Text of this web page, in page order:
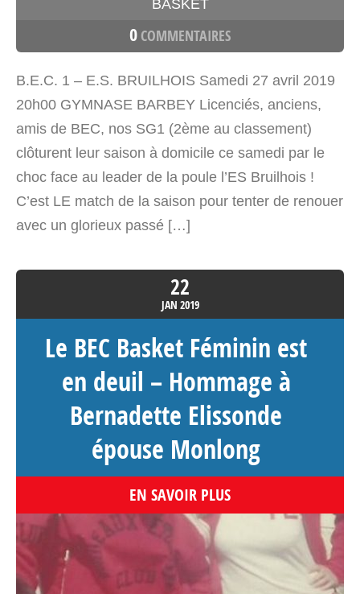
BASKET
0 COMMENTAIRES
B.E.C. 1 – E.S. BRUILHOIS Samedi 27 avril 2019
20h00 GYMNASE BARBEY Licenciés, anciens,
amis de BEC, nos SG1 (2ème au classement)
clôturent leur saison à domicile ce samedi par le
choc face au leader de la poule l’ES Bruilhois !
C’est LE match de la saison pour tenter de renouer
avec un glorieux passé […]
22
JAN 2019
Le BEC Basket Féminin est
en deuil – Hommage à
Bernadette Elissonde
épouse Monlong
EN SAVOIR PLUS